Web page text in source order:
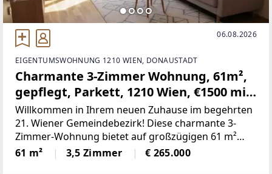
06.08.2026
EIGENTUMSWOHNUNG 1210 WIEN, DONAUSTADT
Charmante 3-Zimmer Wohnung, 61m²,
gepflegt, Parkett, 1210 Wien, €1500 mit
Gutschein für Einbauküche
Willkommen in Ihrem neuen Zuhause im begehrten
21. Wiener Gemeindebezirk! Diese charmante 3-
Zimmer-Wohnung bietet auf großzügigen 61 m²
Wohnfläche ein perfektes Ambiente für Singles,
Paare oder kleine Familien, die Wert auf Komfort,
61 m² 3,5 Zimmer € 265.000